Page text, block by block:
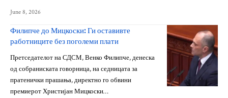
June 8, 2026
Филипче до Мицкоски: Ги оставивте
работниците без поголеми плати
Претседателот на СДСМ, Венко Филипче, денеска
од собраниската говорница, на седницата за
пратенички прашања, директно го обвини
премиерот Христијан Мицкоски…